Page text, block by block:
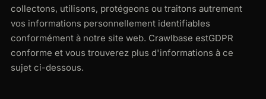
collectons, utilisons, protégeons ou traitons autrement
vos informations personnellement identifiables
conformément à notre site web. Crawlbase estGDPR
conforme et vous trouverez plus d'informations à ce
sujet ci-dessous.